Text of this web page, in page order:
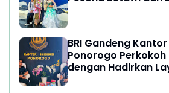
BRI Gandeng
Ponorogo
dengan Hadirkan